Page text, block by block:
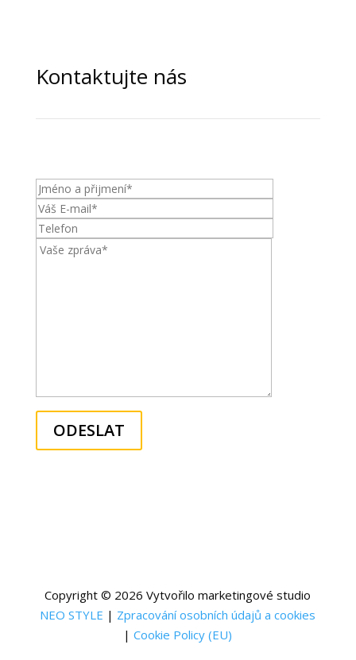
Kontaktujte nás
ODESLAT
Copyright © 2026 Vytvořilo marketingové studio
NEO STYLE | Zpracování osobních údajů a cookies
|Cookie Policy (EU)